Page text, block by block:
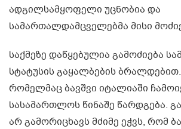
ადგილსამყოფელი უცნობია და
სამართალდამცველებმა მისი
საქმეზე დაწყებულია გამოძიება
სტატუსის გაყალბების ბრალდებით.
რომელმაც ბავშვი იტალიაში
სასამართლოს წინაშე წარდგება.
არ გამორიცხავს მძიმე ეჭვს, რომ